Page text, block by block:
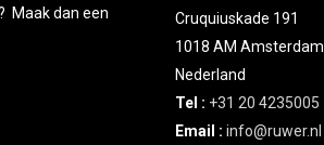
Maak dan een
Cruquiuskade 191
1018 AM Amsterdam
Nederland
Tel : +31 20 4235005
Email : info@ruwer.nl